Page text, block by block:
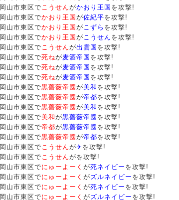
岡山市東区でこうせんがかおり王国 を攻撃!
岡山市東区でかおり王国 が佐紀平を攻撃!
岡山市東区でかおり王国 がこずら を攻撃!
岡山市東区でかおり王国 がこうせん を攻撃!
岡山市東区でこうせんが出雲国 を攻撃!
岡山市東区で死ねが麦酒帝国 を攻撃!
岡山市東区で死ねが麦酒帝国 を攻撃!
岡山市東区で死ねが麦酒帝国 を攻撃!
岡山市東区で黒薔薇帝國 が美和 を攻撃!
岡山市東区で黒薔薇帝國 が帝都を攻撃!
岡山市東区で黒薔薇帝國 が美和 を攻撃!
岡山市東区で美和が黒薔薇帝國 を攻撃!
岡山市東区で帝都が黒薔薇帝國 を攻撃!
岡山市東区で黒薔薇帝國 が帝都を攻撃!
岡山市東区でこうせんが✈︎ を攻撃!
岡山市東区でこうせんがを攻撃!
岡山市東区でにゅーよーく が死ネイビー を攻撃!
岡山市東区でにゅーよーく がズルネイビー を攻撃!
岡山市東区でにゅーよーく が死ネイビー を攻撃!
岡山市東区でにゅーよーく がズルネイビー を攻撃!